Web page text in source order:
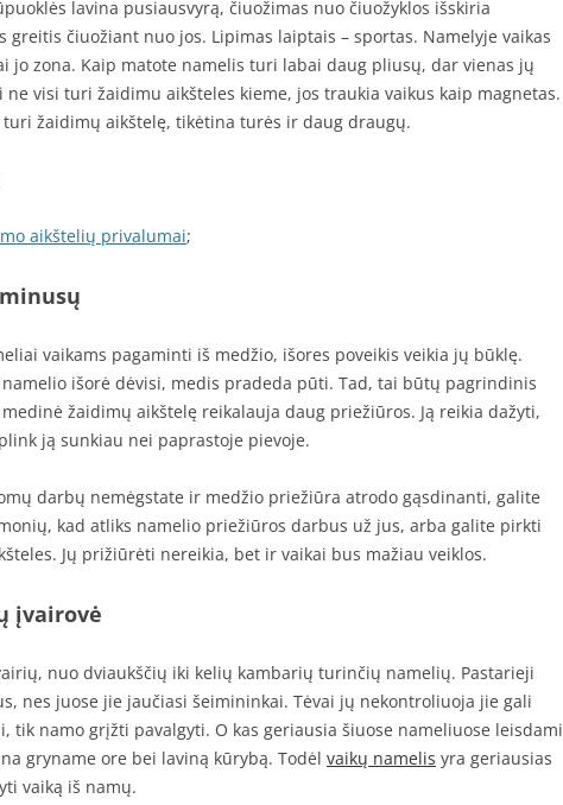
lavina pusiausvyrą, čiuožimas nuo čiuožyklos išskiria
greitis čiuožiant nuo jos. Lipimas laiptais – sportas. Namelyje vaikas
jo zona. Kaip matote namelis turi labai daug pliusų, dar vienas jų
visi turi žaidimu aikšteles kieme, jos traukia vaikus kaip magnetas.
žaidimų aikštelę, tikėtina turės ir daug draugų.
aikštelių privalumai;
vaikams pagaminti iš medžio, išores poveikis veikia jų būklę.
išorė dėvisi, medis pradeda pūti. Tad, tai būtų pagrindinis
žaidimų aikštelę reikalauja daug priežiūros. Ją reikia dažyti,
ją sunkiau nei paprastoje pievoje.
darbų nemėgstate ir medžio priežiūra atrodo gąsdinanti, galite
kad atliks namelio priežiūros darbus už jus, arba galite pirkti
Jų prižiūrėti nereikia, bet ir vaikai bus mažiau veiklos.
įvairovė
nuo dviaukščių iki kelių kambarių turinčių namelių. Pastarieji
nes juose jie jaučiasi šeimininkai. Tėvai jų nekontroliuoja jie gali
tik namo grįžti pavalgyti. O kas geriausia šiuose nameliuose leisdami
gryname ore bei laviną kūrybą. Todėl vaikų namelis yra geriausias
vaiką iš namų.